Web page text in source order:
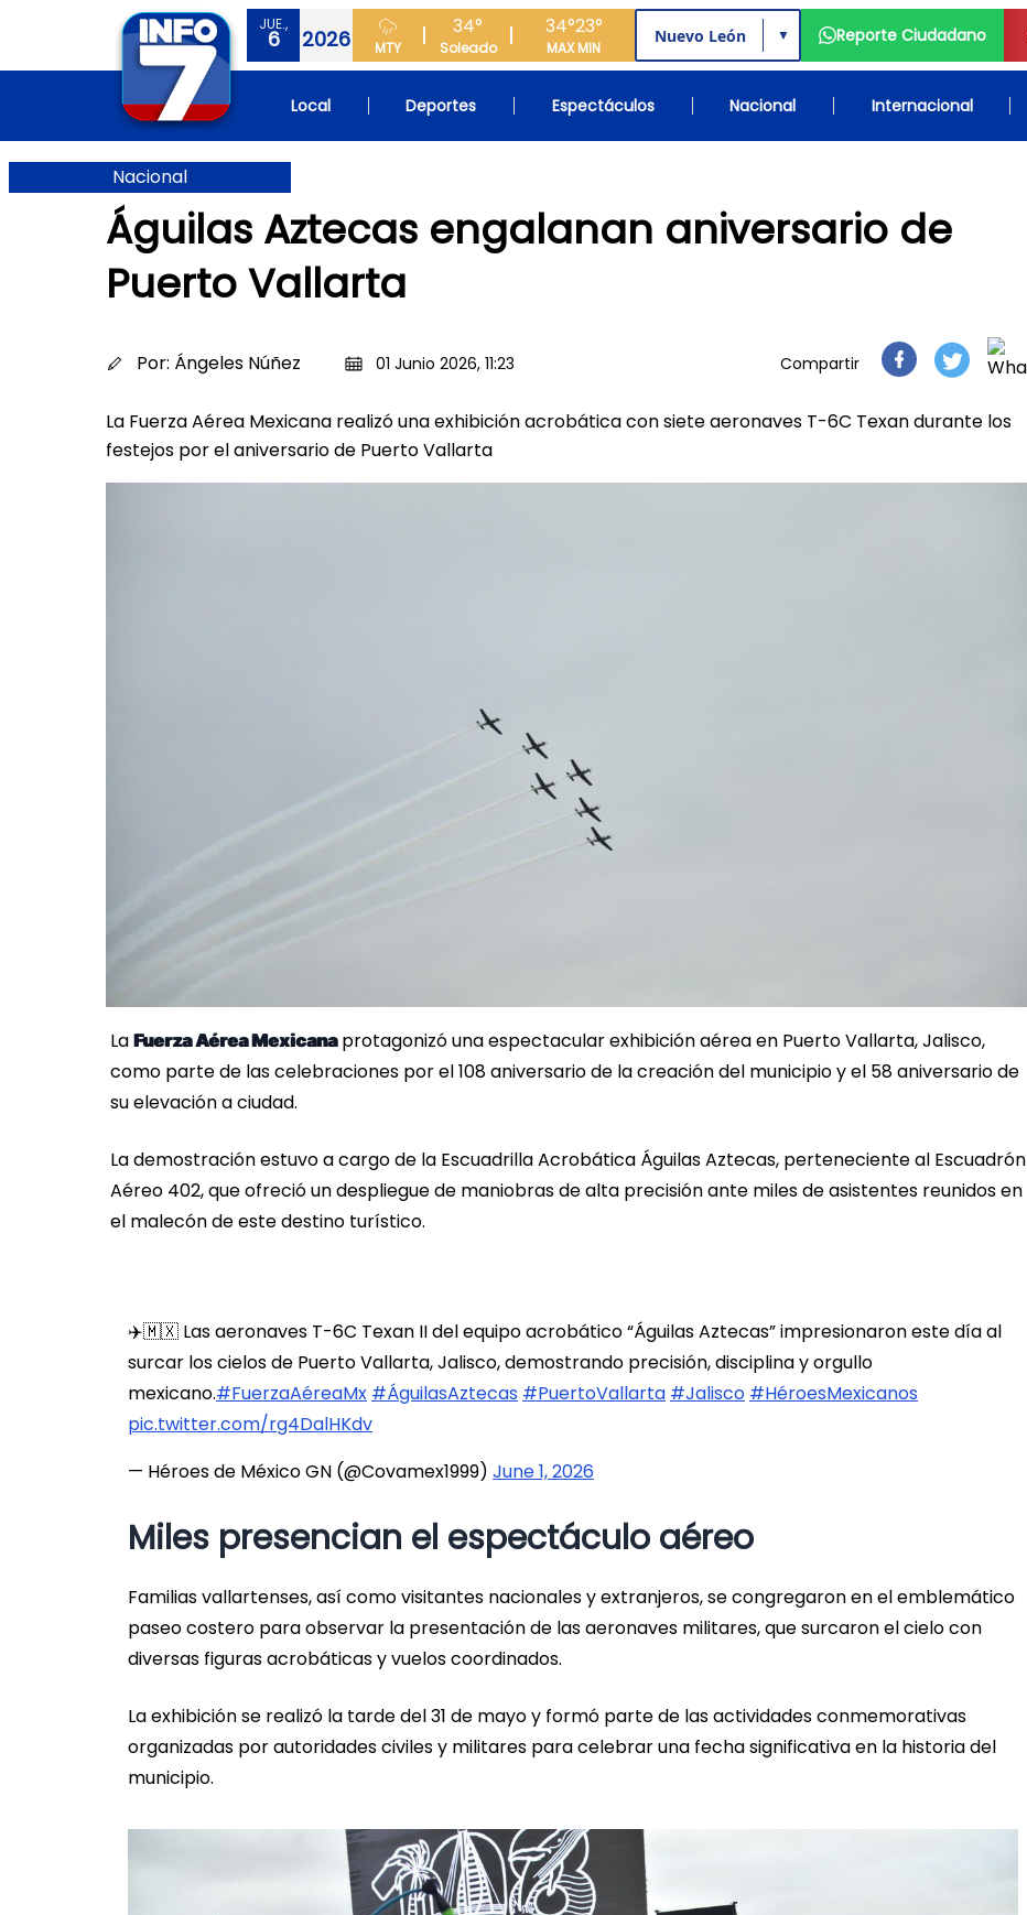
JUE.,
6 2026 MTY
34°
Soleado
34°
MAX
23°
MIN
▼ Reporte Ciudadano
Local Deportes Espectáculos Nacional Internacional
Nacional
Águilas Aztecas engalanan aniversario de
Puerto Vallarta
Por: Ángeles Núñez 01 Junio 2026, 11:23 Compartir
La Fuerza Aérea Mexicana realizó una exhibición acrobática con siete aeronaves T-6C Texan durante los
festejos por el aniversario de Puerto Vallarta
La Fuerza Aérea Mexicanaprotagonizó una espectacular exhibición aérea en Puerto Vallarta, Jalisco,
como parte de las celebraciones por el 108 aniversario de la creación del municipio y el 58 aniversario de
su elevación a ciudad.
La demostración estuvo a cargo de la Escuadrilla Acrobática Águilas Aztecas, perteneciente al Escuadrón
Aéreo 402, que ofreció un despliegue de maniobras de alta precisión ante miles de asistentes reunidos en
el malecón de este destino turístico.
✈️🇲🇽 Las aeronaves T-6C Texan II del equipo acrobático “Águilas Aztecas” impresionaron este día al
surcar los cielos de Puerto Vallarta, Jalisco, demostrando precisión, disciplina y orgullo
mexicano.#FuerzaAéreaMx #ÁguilasAztecas #PuertoVallarta #Jalisco #HéroesMexicanos
pic.twitter.com/rg4DalHKdv
— Héroes de México GN (@Covamex1999) June 1, 2026
Miles presencian el espectáculo aéreo
Familias vallartenses, así como visitantes nacionales y extranjeros, se congregaron en el emblemático
paseo costero para observar la presentación de las aeronaves militares, que surcaron el cielo con
diversas figuras acrobáticas y vuelos coordinados.
La exhibición se realizó la tarde del 31 de mayo y formó parte de las actividades conmemorativas
organizadas por autoridades civiles y militares para celebrar una fecha significativa en la historia del
municipio.